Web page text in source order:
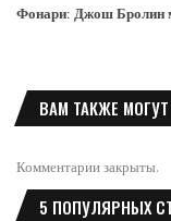
Фонари: Джош Бролин
ВАМ ТАКЖЕ
Комментарии закрыты.
5 ПОПУЛЯРНЫХ